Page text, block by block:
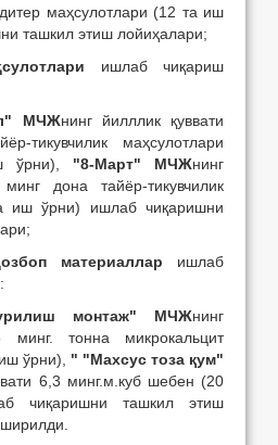
маҳсулотлари (12 та иш
ташкил этиш лойиҳалари;
ишлаб чиқариш
МЧЖнинг йилллик қуввати
тикувчилик маҳсулотлари
ўрни), "8-Март" МЧЖнинг
дона тайёр-тикувчилик
иш ўрни) ишлаб чиқаришни
материаллар ишлаб
монтаж" МЧЖнинг
минг. тонна микрокальцит
ўрни), " "Махсус тоза қум"
6,3 минг.м.куб шебен (20
чиқаришни ташкил этиш